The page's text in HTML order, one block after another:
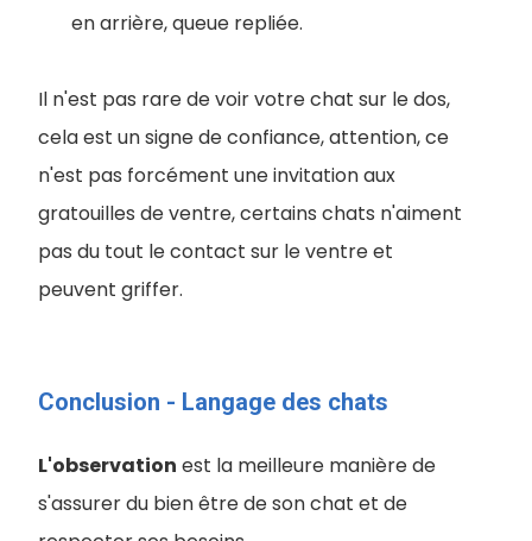
en arrière, queue repliée.
Il n'est pas rare de voir votre chat sur le dos,
cela est un signe de confiance, attention, ce
n'est pas forcément une invitation aux
gratouilles de ventre, certains chats n'aiment
pas du tout le contact sur le ventre et
peuvent griffer.
Conclusion - Langage des chats
L'observation est la meilleure manière de
s'assurer du bien être de son chat et de